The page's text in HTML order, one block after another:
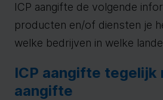
ICP aangifte de volgende
producten en/of diensten je
welke bedrijven in welke
ICP aangifte tegelijk
aangifte